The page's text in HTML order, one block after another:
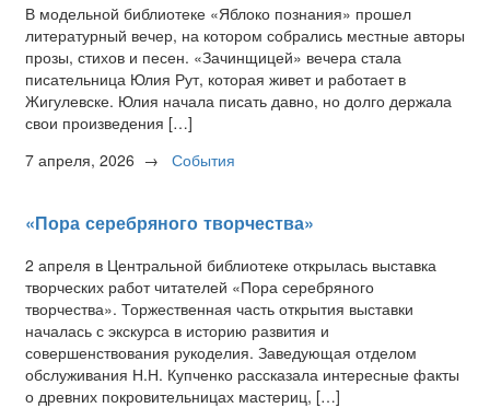
В модельной библиотеке «Яблоко познания» прошел
литературный вечер, на котором собрались местные авторы
прозы, стихов и песен. «Зачинщицей» вечера стала
писательница Юлия Рут, которая живет и работает в
Жигулевске. Юлия начала писать давно, но долго держала
свои произведения […]
7 апреля, 2026 → События
«Пора серебряного творчества»
2 апреля в Центральной библиотеке открылась выставка
творческих работ читателей «Пора серебряного
творчества». Торжественная часть открытия выставки
началась с экскурса в историю развития и
совершенствования рукоделия. Заведующая отделом
обслуживания Н.Н. Купченко рассказала интересные факты
о древних покровительницах мастериц, […]